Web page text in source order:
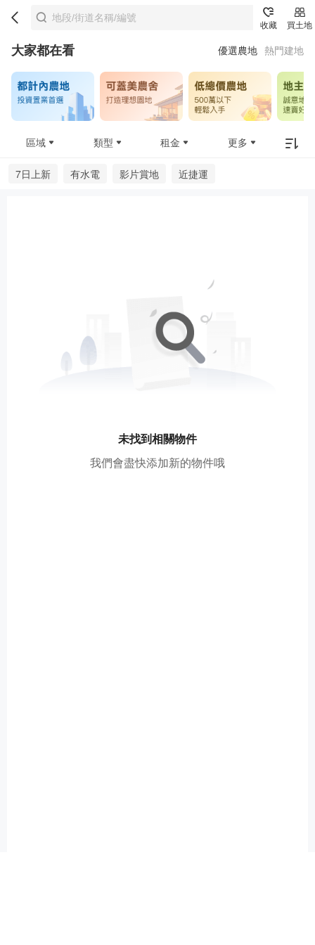
收藏 買土地
大家都在看 優選農地 熱門建地
區域 類型 租金 更多
7日上新 有水電 影片賞地 近捷運
未找到相關物件
我們會盡快添加新的物件哦